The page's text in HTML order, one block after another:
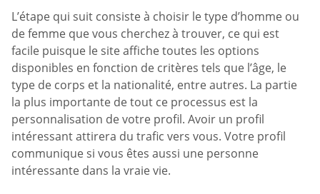
L’étape qui suit consiste à choisir le type d’homme ou
de femme que vous cherchez à trouver, ce qui est
facile puisque le site affiche toutes les options
disponibles en fonction de critères tels que l’âge, le
type de corps et la nationalité, entre autres. La partie
la plus importante de tout ce processus est la
personnalisation de votre profil. Avoir un profil
intéressant attirera du trafic vers vous. Votre profil
communique si vous êtes aussi une personne
intéressante dans la vraie vie.